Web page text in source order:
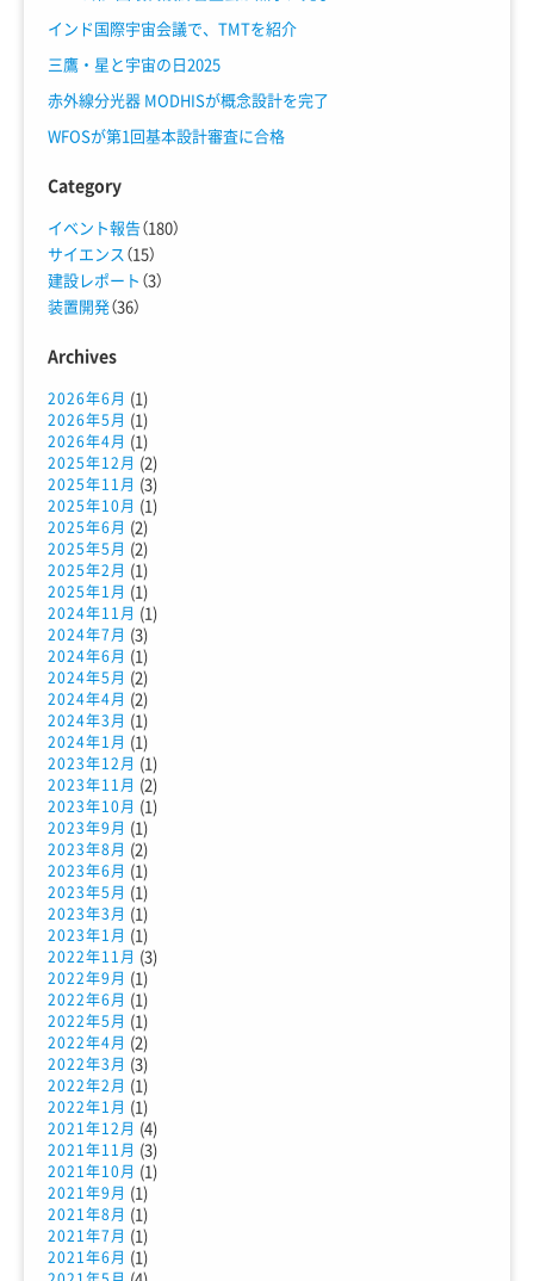
インド国際宇宙会議で、TMTを紹介
三鷹・星と宇宙の日2025
赤外線分光器 MODHISが概念設計を完了
WFOSが第1回基本設計審査に合格
Category
イベント報告（180）
サイエンス （15）
建設レポート （3）
装置開発（36）
Archives
2026年6月 (1)
2026年5月 (1)
2026年4月 (1)
2025年12月 (2)
2025年11月 (3)
2025年10月 (1)
2025年6月 (2)
2025年5月 (2)
2025年2月 (1)
2025年1月 (1)
2024年11月 (1)
2024年7月 (3)
2024年6月 (1)
2024年5月 (2)
2024年4月 (2)
2024年3月 (1)
2024年1月 (1)
2023年12月 (1)
2023年11月 (2)
2023年10月 (1)
2023年9月 (1)
2023年8月 (2)
2023年6月 (1)
2023年5月 (1)
2023年3月 (1)
2023年1月 (1)
2022年11月 (3)
2022年9月 (1)
2022年6月 (1)
2022年5月 (1)
2022年4月 (2)
2022年3月 (3)
2022年2月 (1)
2022年1月 (1)
2021年12月 (4)
2021年11月 (3)
2021年10月 (1)
2021年9月 (1)
2021年8月 (1)
2021年7月 (1)
2021年6月 (1)